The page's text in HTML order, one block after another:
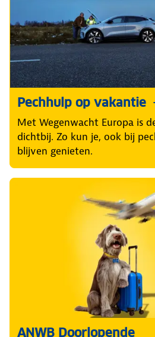
Pechhulp op vakantie
Met Wegenwacht Europa is
dichtbij. Zo kun je, ook bij
blijven genieten.
ANWB Doorlopende